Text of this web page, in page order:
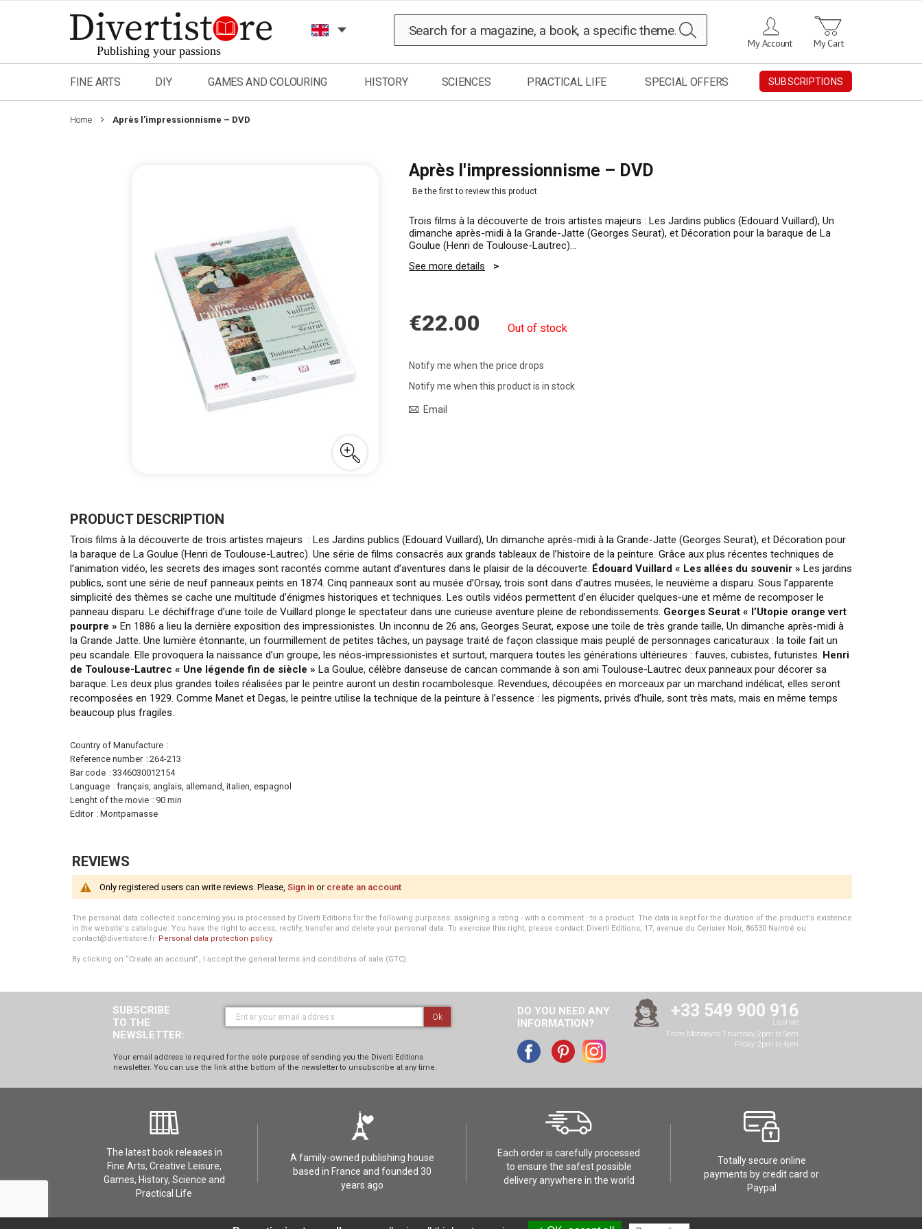
to
Content
My Cart
My Account
FINE ARTS DIY GAMES AND COLOURING HISTORY SCIENCES PRACTICAL LIFE SPECIAL OFFERS SUBSCRIPTIONS
Home Après l'impressionnisme – DVD
the
of
the
images
gallery
Après l'impressionnisme – DVD
Be the first to review this product
Trois films à la découverte de trois artistes majeurs : Les Jardins publics (Edouard Vuillard), Un
dimanche après-midi à la Grande-Jatte (Georges Seurat), et Décoration pour la baraque de La
Goulue (Henri de Toulouse-Lautrec)…
See more details
€22.00 Out of stock
Notify me when the price drops
Notify me when this product is in stock
Email
PRODUCT DESCRIPTION
Trois films à la découverte de trois artistes majeurs : Les Jardins publics (Edouard Vuillard), Un dimanche après-midi à la Grande-Jatte (Georges Seurat), et Décoration pour
la baraque de La Goulue (Henri de Toulouse-Lautrec). Une série de films consacrés aux grands tableaux de l’histoire de la peinture. Grâce aux plus récentes techniques de
l’animation vidéo, les secrets des images sont racontés comme autant d’aventures dans le plaisir de la découverte. Édouard Vuillard « Les allées du souvenir » Les jardins
publics, sont une série de neuf panneaux peints en 1874. Cinq panneaux sont au musée d’Orsay, trois sont dans d’autres musées, le neuvième a disparu. Sous l’apparente
simplicité des thèmes se cache une multitude d’énigmes historiques et techniques. Les outils vidéos permettent d’en élucider quelques-une et même de recomposer le
panneau disparu. Le déchiffrage d’une toile de Vuillard plonge le spectateur dans une curieuse aventure pleine de rebondissements. Georges Seurat « l’Utopie orange vert
pourpre » En 1886 a lieu la dernière exposition des impressionistes. Un inconnu de 26 ans, Georges Seurat, expose une toile de très grande taille, Un dimanche après-midi à
la Grande Jatte. Une lumière étonnante, un fourmillement de petites tâches, un paysage traité de façon classique mais peuplé de personnages caricaturaux : la toile fait un
peu scandale. Elle provoquera la naissance d’un groupe, les néos-impressionistes et surtout, marquera toutes les générations ultérieures : fauves, cubistes, futuristes. Henri
de Toulouse-Lautrec « Une légende fin de siècle » La Goulue, célèbre danseuse de cancan commande à son ami Toulouse-Lautrec deux panneaux pour décorer sa
baraque. Les deux plus grandes toiles réalisées par le peintre auront un destin rocambolesque. Revendues, découpées en morceaux par un marchand indélicat, elles seront
recomposées en 1929. Comme Manet et Degas, le peintre utilise la technique de la peinture à l’essence : les pigments, privés d’huile, sont très mats, mais en même temps
beaucoup plus fragiles.
More
Information
Country of Manufacture
Reference number
264-213
Bar code
3346030012154
Language
français, anglais, allemand, italien, espagnol
Lenght of the movie
90 min
Editor
Montparnasse
REVIEWS
Only registered users can write reviews. Please, Sign in or create an account
The personal data collected concerning you is processed by Diverti Editions for the following purposes: assigning a rating - with a comment - to a product. The data is kept for the duration of the product's existence
in the website's catalogue. You have the right to access, rectify, transfer and delete your personal data. To exercise this right, please contact: Diverti Editions, 17, avenue du Cerisier Noir, 86530 Naintré ou
contact@divertistore.fr. Personal data protection policy.
By clicking on “Create an account”, I accept the general terms and conditions of sale (GTC).
SUBSCRIBE
TO THE
NEWSLETTER:
Ok
Your email address is required for the sole purpose of sending you the Diverti Editions
newsletter. You can use the link at the bottom of the newsletter to unsubscribe at any time.
DO YOU NEED ANY
INFORMATION?
+33 549 900 916
Local rate
From Monday to Thursday, 2pm to 5pm
Friday: 2pm to 4pm
The latest book releases in
Fine Arts, Creative Leisure,
Games, History, Science and
Practical Life
A family-owned publishing house
based in France and founded 30
years ago
Each order is carefully processed
to ensure the safest possible
delivery anywhere in the world
Totally secure online
payments by credit card or
Paypal
FAQ Terms Contact Réalisation :